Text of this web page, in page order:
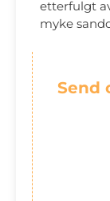
etterfulgt
myke
Send